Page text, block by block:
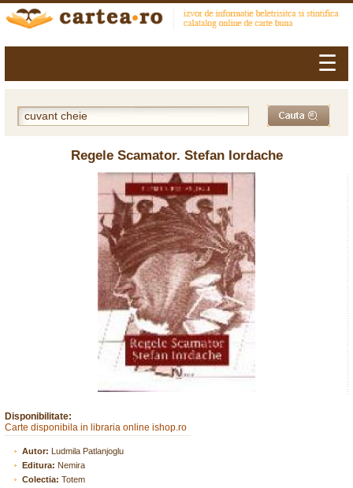
☰
Regele Scamator. Stefan Iordache
Disponibilitate:
Carte disponibila in libraria online ishop.ro
Autor: Ludmila Patlanjoglu
Editura: Nemira
Colectia: Totem